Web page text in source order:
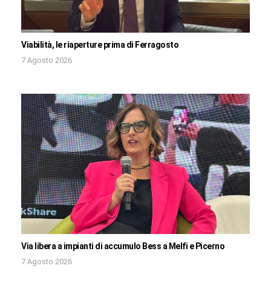
Viabilità, le riaperture prima di Ferragosto
7 Agosto 2026
Via libera a impianti di accumulo Bess a Melfi e Picerno
7 Agosto 2026